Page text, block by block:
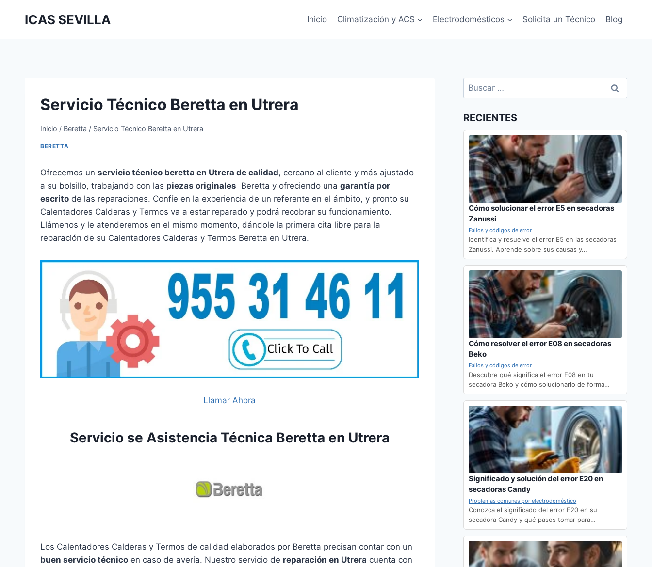
ICAS SEVILLA Inicio Climatización y ACS Electrodomésticos Solicita un Técnico Blog
Servicio Técnico Beretta en Utrera
Inicio / Beretta / Servicio Técnico Beretta en Utrera
BERETTA
Ofrecemos un servicio técnico beretta en Utrera de calidad, cercano al cliente y más ajustado
a su bolsillo, trabajando con las piezas originales Beretta y ofreciendo una garantía por
escrito de las reparaciones. Confíe en la experiencia de un referente en el ámbito, y pronto su
Calentadores Calderas y Termos va a estar reparado y podrá recobrar su funcionamiento.
Llámenos y le atenderemos en el mismo momento, dándole la primera cita libre para la
reparación de su Calentadores Calderas y Termos Beretta en Utrera.
Llamar Ahora
Servicio se Asistencia Técnica Beretta en Utrera
Los Calentadores Calderas y Termos de calidad elaborados por Beretta precisan contar con un
buen servicio técnico en caso de avería. Nuestro servicio de reparación en Utrera cuenta con
Buscar:
RECIENTES
Cómo solucionar el error E5 en secadoras
Zanussi
Fallos y códigos de error
Identifica y resuelve el error E5 en las secadoras
Zanussi. Aprende sobre sus causas y…
Cómo resolver el error E08 en secadoras
Beko
Fallos y códigos de error
Descubre qué significa el error E08 en tu
secadora Beko y cómo solucionarlo de forma…
Significado y solución del error E20 en
secadoras Candy
Problemas comunes por electrodoméstico
Conozca el significado del error E20 en su
secadora Candy y qué pasos tomar para…